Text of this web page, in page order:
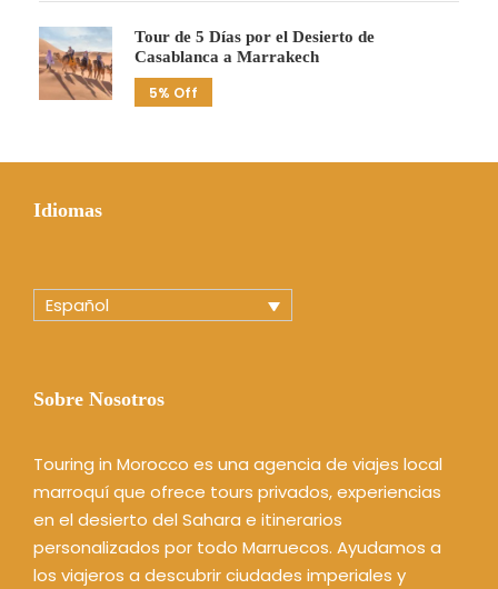
Tour de 5 Días por el Desierto de
Casablanca a Marrakech
5% Off
Idiomas
Español
Sobre Nosotros
Touring in Morocco es una agencia de viajes local
marroquí que ofrece tours privados, experiencias
en el desierto del Sahara e itinerarios
personalizados por todo Marruecos. Ayudamos a
los viajeros a descubrir ciudades imperiales y